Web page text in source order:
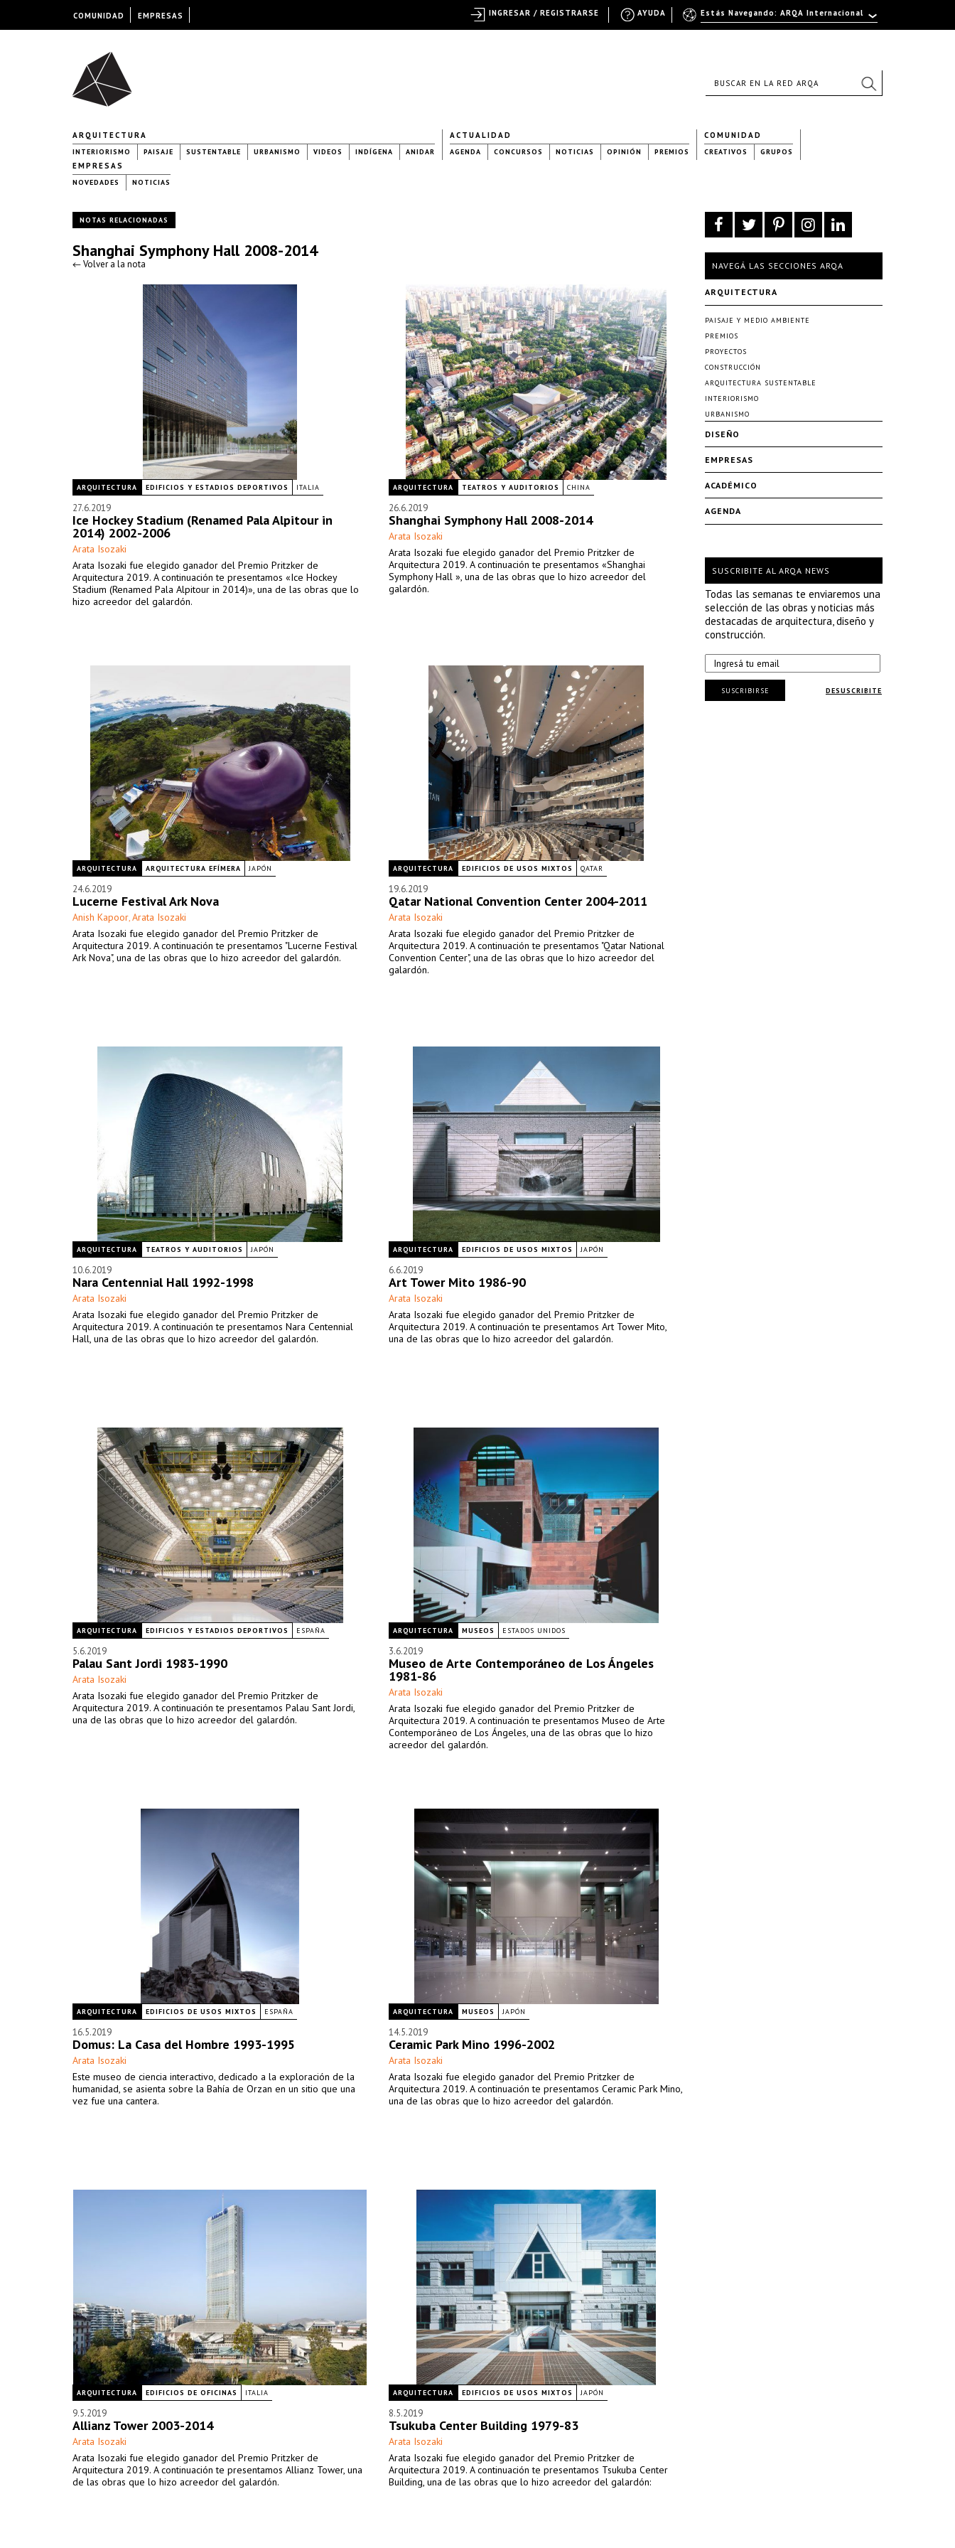
ARQUITECTURA
INTERIORISMO PAISAJE SUSTENTABLE URBANISMO VIDEOS INDÍGENA ANIDAR
ACTUALIDAD
AGENDA CONCURSOS NOTICIAS OPINIÓN PREMIOS
COMUNIDAD
CREATIVOS GRUPOS
EMPRESAS
NOVEDADES NOTICIAS
NOTAS RELACIONADAS
Shanghai Symphony Hall 2008-2014
← Volver a la nota
ARQUITECTURA EDIFICIOS Y ESTADIOS DEPORTIVOS ITALIA
27.6.2019
Ice Hockey Stadium (Renamed Pala Alpitour in
2014) 2002-2006
Arata Isozaki
Arata Isozaki fue elegido ganador del Premio Pritzker de
Arquitectura 2019. A continuación te presentamos «Ice Hockey
Stadium (Renamed Pala Alpitour in 2014)», una de las obras que lo
hizo acreedor del galardón.
ARQUITECTURA TEATROS Y AUDITORIOS CHINA
26.6.2019
Shanghai Symphony Hall 2008-2014
Arata Isozaki
Arata Isozaki fue elegido ganador del Premio Pritzker de
Arquitectura 2019. A continuación te presentamos «Shanghai
Symphony Hall », una de las obras que lo hizo acreedor del
galardón.
ARQUITECTURA ARQUITECTURA EFÍMERA JAPÓN
24.6.2019
Lucerne Festival Ark Nova
Anish Kapoor, Arata Isozaki
Arata Isozaki fue elegido ganador del Premio Pritzker de
Arquitectura 2019. A continuación te presentamos "Lucerne Festival
Ark Nova", una de las obras que lo hizo acreedor del galardón.
ARQUITECTURA EDIFICIOS DE USOS MIXTOS QATAR
19.6.2019
Qatar National Convention Center 2004-2011
Arata Isozaki
Arata Isozaki fue elegido ganador del Premio Pritzker de
Arquitectura 2019. A continuación te presentamos "Qatar National
Convention Center", una de las obras que lo hizo acreedor del
galardón.
ARQUITECTURA TEATROS Y AUDITORIOS JAPÓN
10.6.2019
Nara Centennial Hall 1992-1998
Arata Isozaki
Arata Isozaki fue elegido ganador del Premio Pritzker de
Arquitectura 2019. A continuación te presentamos Nara Centennial
Hall, una de las obras que lo hizo acreedor del galardón.
ARQUITECTURA EDIFICIOS DE USOS MIXTOS JAPÓN
6.6.2019
Art Tower Mito 1986-90
Arata Isozaki
Arata Isozaki fue elegido ganador del Premio Pritzker de
Arquitectura 2019. A continuación te presentamos Art Tower Mito,
una de las obras que lo hizo acreedor del galardón.
ARQUITECTURA EDIFICIOS Y ESTADIOS DEPORTIVOS ESPAÑA
5.6.2019
Palau Sant Jordi 1983-1990
Arata Isozaki
Arata Isozaki fue elegido ganador del Premio Pritzker de
Arquitectura 2019. A continuación te presentamos Palau Sant Jordi,
una de las obras que lo hizo acreedor del galardón.
ARQUITECTURA MUSEOS ESTADOS UNIDOS
3.6.2019
Museo de Arte Contemporáneo de Los Ángeles
1981-86
Arata Isozaki
Arata Isozaki fue elegido ganador del Premio Pritzker de
Arquitectura 2019. A continuación te presentamos Museo de Arte
Contemporáneo de Los Ángeles, una de las obras que lo hizo
acreedor del galardón.
ARQUITECTURA EDIFICIOS DE USOS MIXTOS ESPAÑA
16.5.2019
Domus: La Casa del Hombre 1993-1995
Arata Isozaki
Este museo de ciencia interactivo, dedicado a la exploración de la
humanidad, se asienta sobre la Bahía de Orzan en un sitio que una
vez fue una cantera.
ARQUITECTURA MUSEOS JAPÓN
14.5.2019
Ceramic Park Mino 1996-2002
Arata Isozaki
Arata Isozaki fue elegido ganador del Premio Pritzker de
Arquitectura 2019. A continuación te presentamos Ceramic Park Mino,
una de las obras que lo hizo acreedor del galardón.
ARQUITECTURA EDIFICIOS DE OFICINAS ITALIA
9.5.2019
Allianz Tower 2003-2014
Arata Isozaki
Arata Isozaki fue elegido ganador del Premio Pritzker de
Arquitectura 2019. A continuación te presentamos Allianz Tower, una
de las obras que lo hizo acreedor del galardón.
ARQUITECTURA EDIFICIOS DE USOS MIXTOS JAPÓN
8.5.2019
Tsukuba Center Building 1979-83
Arata Isozaki
Arata Isozaki fue elegido ganador del Premio Pritzker de
Arquitectura 2019. A continuación te presentamos Tsukuba Center
Building, una de las obras que lo hizo acreedor del galardón:
NAVEGÁ LAS SECCIONES ARQA
ARQUITECTURA
PAISAJE Y MEDIO AMBIENTE
PREMIOS
PROYECTOS
CONSTRUCCIÓN
ARQUITECTURA SUSTENTABLE
INTERIORISMO
URBANISMO
DISEÑO
EMPRESAS
ACADÉMICO
AGENDA
SUSCRIBITE AL ARQA NEWS
Todas las semanas te enviaremos una
selección de las obras y noticias más
destacadas de arquitectura, diseño y
construcción.
DESUSCRIBITE
SUSCRIBIRSE
COMUNIDAD EMPRESAS Estás Navegando: ARQA Internacional
AYUDA
INGRESAR / REGISTRARSE